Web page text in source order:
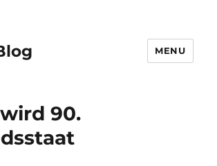
MENU
90.